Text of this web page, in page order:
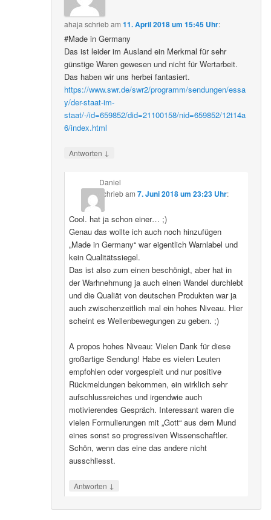
ahaja schriebam11. April 2018 um 15:45 Uhr:
#Made in Germany
Das ist leider im Ausland ein Merkmal für sehr
günstige Waren gewesen und nicht für Wertarbeit.
Das haben wir uns herbei fantasiert.
https://www.swr.de/swr2/programm/sendungen/essa
y/der-staat-im-
staat/-/id=659852/did=21100158/nid=659852/12t14a
6/index.html
Antworten ↓
Daniel
schriebam 7. Juni 2018 um 23:23 Uhr:
Cool. hat ja schon einer… ;)
Genau das wollte ich auch noch hinzufügen
„Made in Germany“ war eigentlich Warnlabel und
kein Qualitätssiegel.
Das ist also zum einen beschönigt, aber hat in
der Warhnehmung ja auch einen Wandel durchlebt
und die Qualiät von deutschen Produkten war ja
auch zwischenzeitlich mal ein hohes Niveau. Hier
scheint es Wellenbewegungen zu geben. ;)
A propos hohes Niveau: Vielen Dank für diese
großartige Sendung! Habe es vielen Leuten
empfohlen oder vorgespielt und nur positive
Rückmeldungen bekommen, ein wirklich sehr
aufschlussreiches und irgendwie auch
motivierendes Gespräch. Interessant waren die
vielen Formulierungen mit „Gott“ aus dem Mund
eines sonst so progressiven Wissenschaftler.
Schön, wenn das eine das andere nicht
ausschliesst.
Antworten ↓